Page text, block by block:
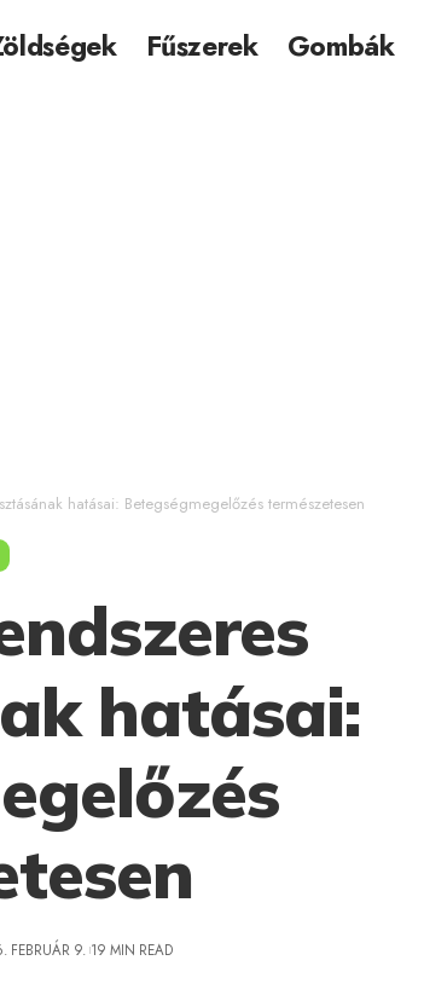
Fűszerek Gombák
hatásai: Betegségmegelőzés természetesen
hatásai:
FEBRUÁR 9. 19 MIN READ